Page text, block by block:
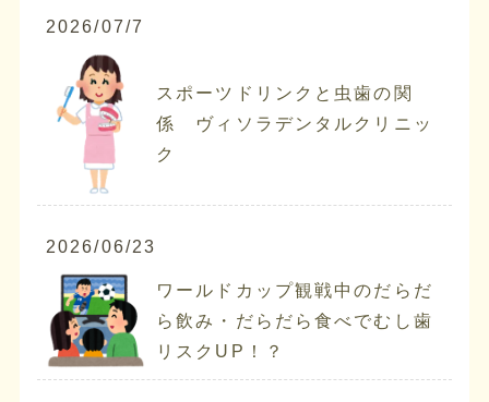
2026/07/7
スポーツドリンクと虫歯の関
係 ヴィソラデンタルクリニッ
ク
2026/06/23
ワールドカップ観戦中のだらだ
ら飲み・だらだら食べでむし歯
リスクUP！？